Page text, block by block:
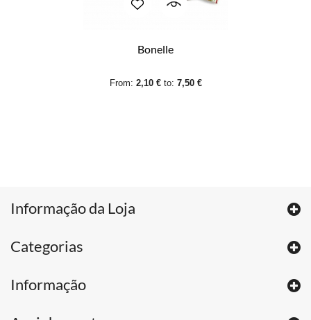
Bonelle
From: 2,10 € to: 7,50 €
Informação da Loja
Categorias
Informação